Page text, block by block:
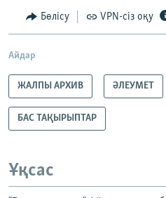
Бөлісу VPN-сіз оқу
Айдар
ЖАЛПЫ АРХИВ ӘЛЕУМЕТ
БАС ТАҚЫРЫПТАР
Ұқсас